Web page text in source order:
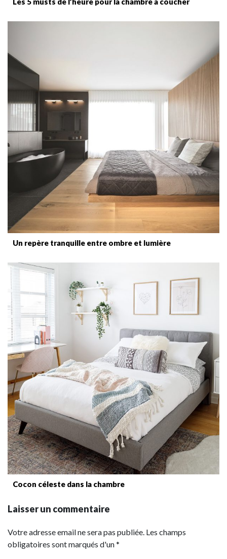
Un repère tranquille entre ombre et lumière
Cocon céleste dans la chambre
Laisser un commentaire
Votre adresse email ne sera pas publiée. Les champs
obligatoires sont marqués d'un *